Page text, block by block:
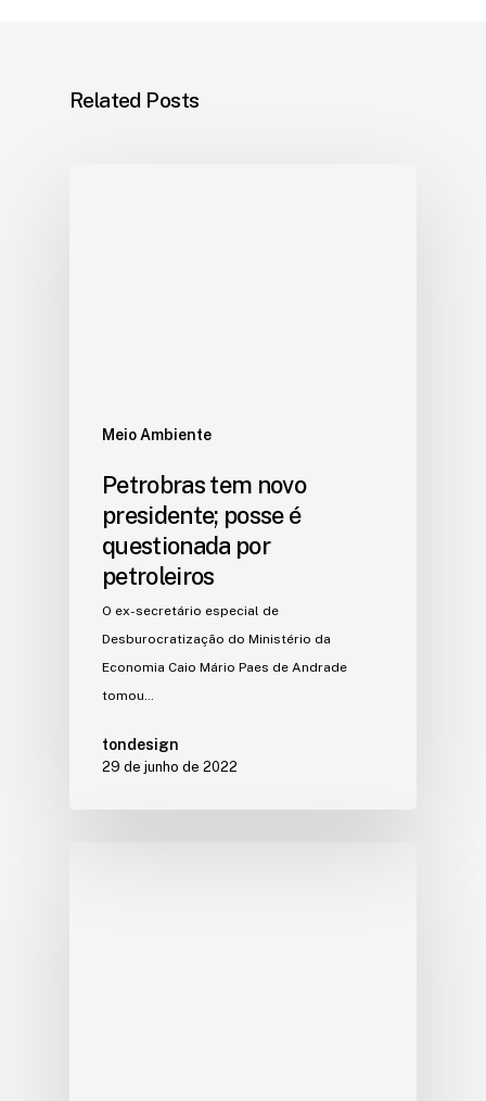
Related Posts
Meio Ambiente
Petrobras tem novo
presidente; posse é
questionada por
petroleiros
O ex-secretário especial de
Desburocratização do Ministério da
Economia Caio Mário Paes de Andrade
tomou…
tondesign
29 de junho de 2022